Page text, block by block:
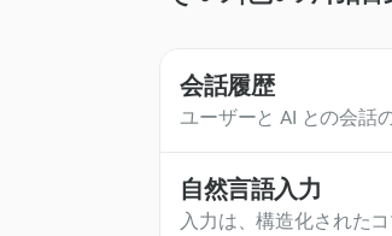
会話履歴
ユーザーと AI との会話
自然言語入力
入力は、構造化された